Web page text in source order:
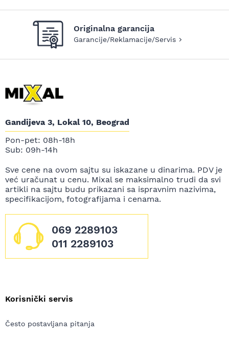
Originalna garancija
Garancije/Reklamacije/Servis
Gandijeva 3, Lokal 10, Beograd
Pon-pet: 08h-18h
Sub: 09h-14h
Sve cene na ovom sajtu su iskazane u dinarima. PDV je
već uračunat u cenu. Mixal se maksimalno trudi da svi
artikli na sajtu budu prikazani sa ispravnim nazivima,
specifikacijom, fotografijama i cenama.
069 2289103
011 2289103
Korisnički servis
Često postavljana pitanja